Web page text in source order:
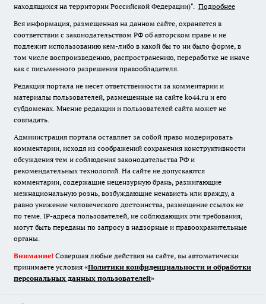
находящихся на территории Российской Федерации)". Подробнее
Вся информация, размещенная на данном сайте, охраняется в
соответствии с законодательством РФ об авторском праве и не
подлежит использованию кем-либо в какой бы то ни было форме, в
том числе воспроизведению, распространению, переработке не иначе
как с письменного разрешения правообладателя.
Редакция портала не несет ответственности за комментарии и
материалы пользователей, размещенные на сайте ko44.ru и его
субдоменах. Мнение редакции и пользователей сайта может не
совпадать.
Администрация портала оставляет за собой право модерировать
комментарии, исходя из соображений сохранения конструктивности
обсуждения тем и соблюдения законодательства РФ и
рекомендательных технологий. На сайте не допускаются
комментарии, содержащие нецензурную брань, разжигающие
межнациональную рознь, возбуждающие ненависть или вражду, а
равно унижение человеческого достоинства, размещение ссылок не
по теме. IP-адреса пользователей, не соблюдающих эти требования,
могут быть переданы по запросу в надзорные и правоохранительные
органы.
Внимание! Совершая любые действия на сайте, вы автоматически
принимаете условия «Политики конфиденциальности и обработки
персональных данных пользователей»